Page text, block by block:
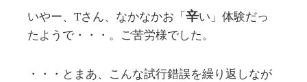
いやー、Tさん、なかなかお「 辛い」体験だっ
たようで・・・。ご苦労様でした。
・・・とまあ、こんな試行錯誤を繰り返しなが